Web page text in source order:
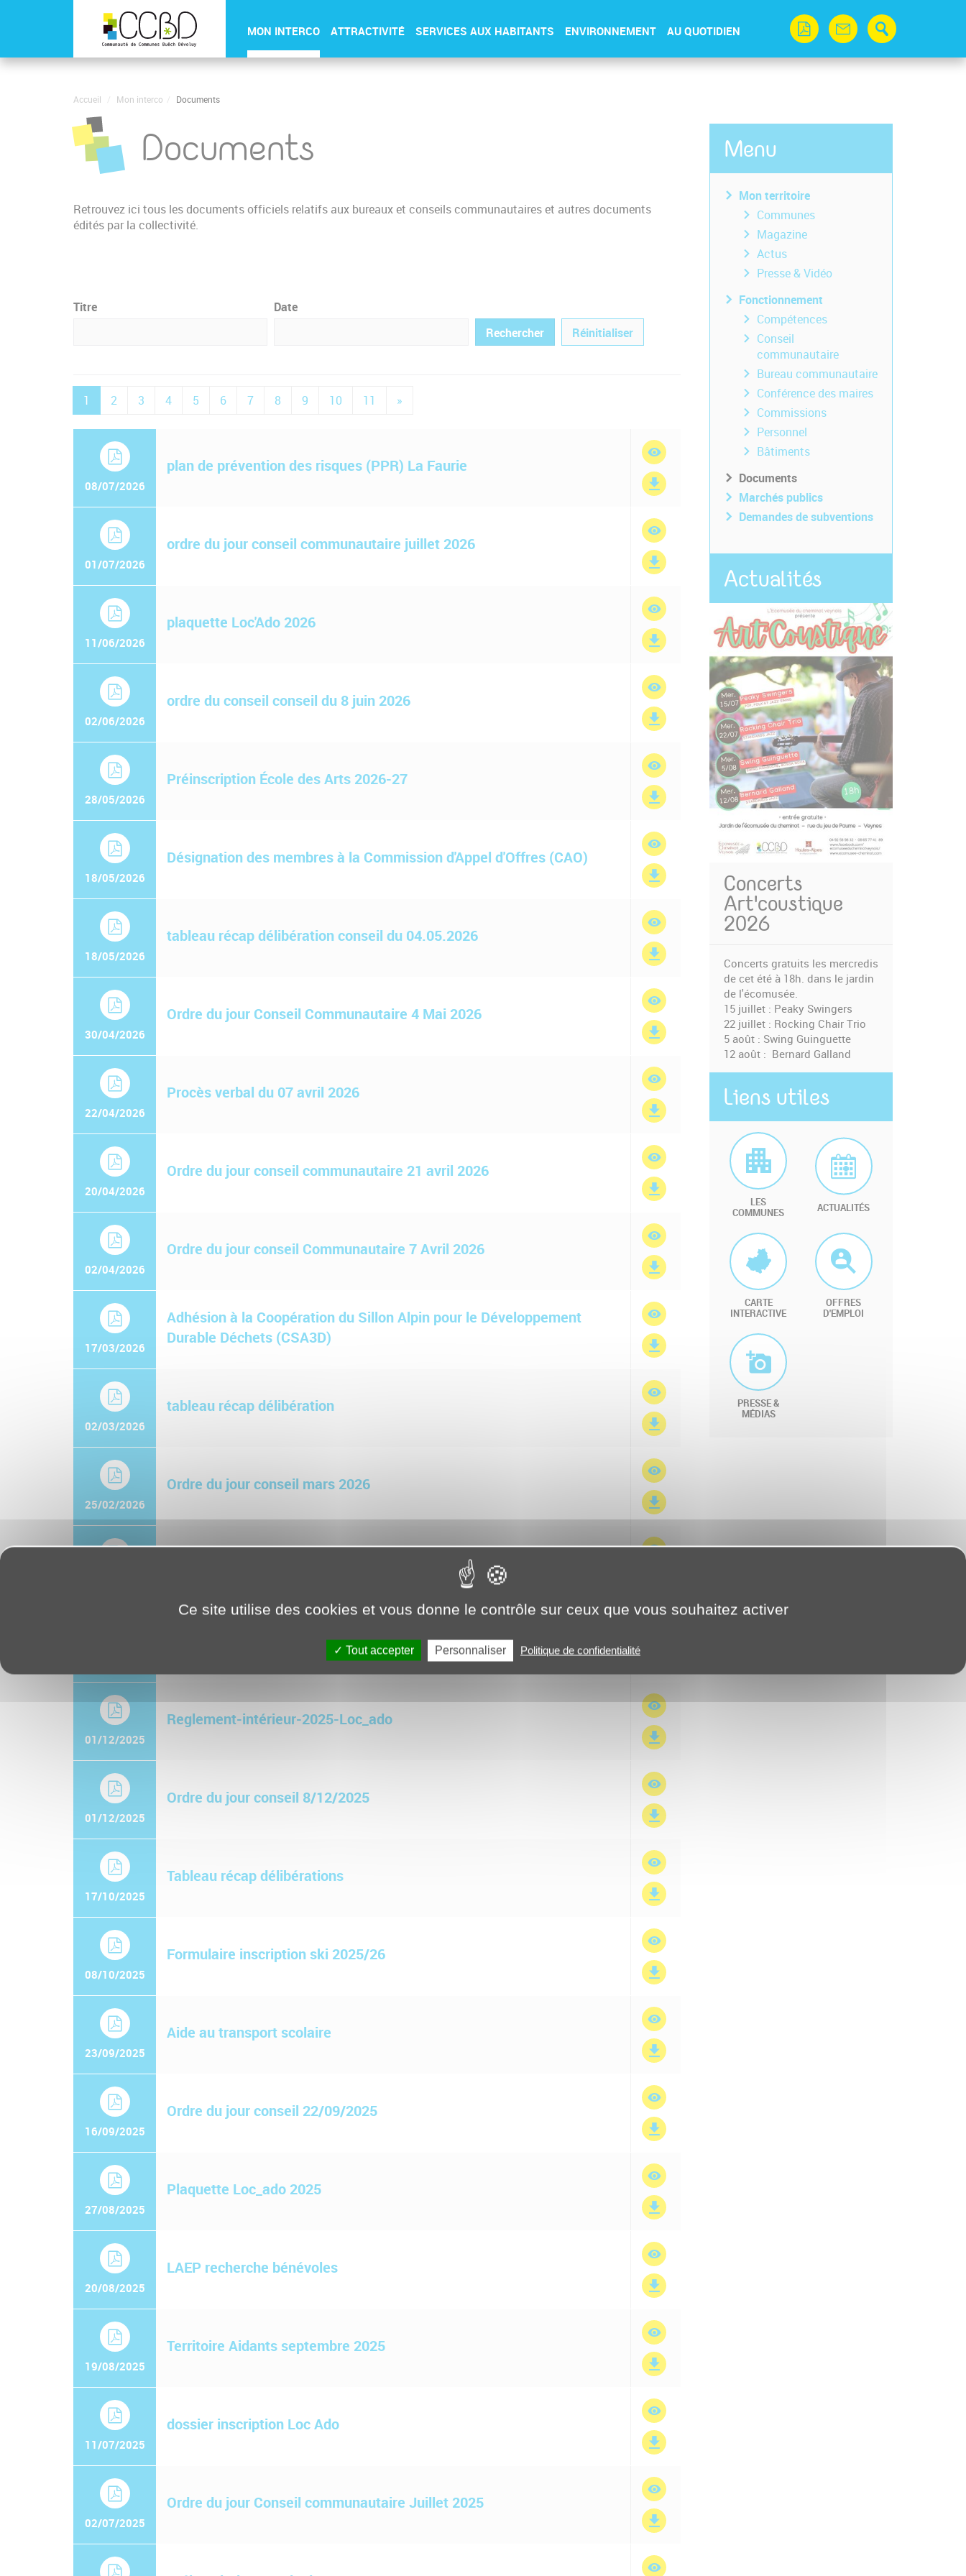
Accueil Mon interco Documents
Documents
Retrouvez ici tous les documents officiels relatifs aux bureaux et conseils communautaires et autres documents
édités par la collectivité.
Titre
Date
Réinitialiser
1 2 3 4 5 6 7 8 9 10 11 »
08/07/2026
plan de prévention des risques (PPR) La Faurie
01/07/2026
ordre du jour conseil communautaire juillet 2026
11/06/2026
plaquette Loc'Ado 2026
02/06/2026
ordre du conseil conseil du 8 juin 2026
28/05/2026
Préinscription École des Arts 2026-27
18/05/2026
Désignation des membres à la Commission d'Appel d'Offres (CAO)
18/05/2026
tableau récap délibération conseil du 04.05.2026
30/04/2026
Ordre du jour Conseil Communautaire 4 Mai 2026
22/04/2026
Procès verbal du 07 avril 2026
20/04/2026
Ordre du jour conseil communautaire 21 avril 2026
02/04/2026
Ordre du jour conseil Communautaire 7 Avril 2026
17/03/2026
Adhésion à la Coopération du Sillon Alpin pour le Développement
Durable Déchets (CSA3D)
02/03/2026
tableau récap délibération
25/02/2026
Ordre du jour conseil mars 2026
Tableau récapitulatif des délibérations du conseil du 02 février 2026
Ordre du jour conseil du 2 Février 2026
01/12/2025
Reglement-intérieur-2025-Loc_ado
01/12/2025
Ordre du jour conseil 8/12/2025
17/10/2025
Tableau récap délibérations
08/10/2025
Formulaire inscription ski 2025/26
23/09/2025
Aide au transport scolaire
16/09/2025
Ordre du jour conseil 22/09/2025
27/08/2025
Plaquette Loc_ado 2025
20/08/2025
LAEP recherche bénévoles
19/08/2025
Territoire Aidants septembre 2025
11/07/2025
dossier inscription Loc Ado
02/07/2025
Ordre du jour Conseil communautaire Juillet 2025
Menu
Mon territoire
Communes
Magazine
Actus
Presse & Vidéo
Fonctionnement
Compétences
Conseil
communautaire
Bureau communautaire
Conférence des maires
Commissions
Personnel
Bâtiments
Documents
Marchés publics
Demandes de subventions
Actualités
Concerts
Art'coustique
2026
Concerts gratuits les mercredis
de cet été à 18h. dans le jardin
de l'écomusée.
15 juillet : Peaky Swingers
22 juillet : Rocking Chair Trio
5 août : Swing Guinguette
12 août : Bernard Galland
Liens utiles
LES
COMMUNES
ACTUALITÉS
CARTE
INTERACTIVE
OFFRES
D'EMPLOI
PRESSE &
MÉDIAS
MON INTERCO ATTRACTIVITÉ SERVICES AUX HABITANTS ENVIRONNEMENT AU QUOTIDIEN
Ce site utilise des cookies et vous donne le contrôle sur ceux que vous souhaitez activer
Tout accepter Personnaliser Politique de confidentialité